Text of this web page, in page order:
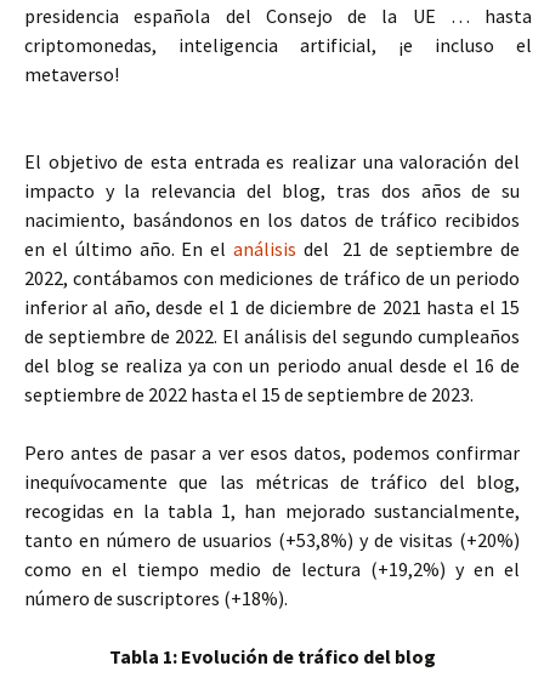
presidencia española del Consejo de la UE … hasta
criptomonedas, inteligencia artificial, ¡e incluso el
metaverso!
El objetivo de esta entrada es realizar una valoración del
impacto y la relevancia del blog, tras dos años de su
nacimiento, basándonos en los datos de tráfico recibidos
en el último año. En el análisis del 21 de septiembre de
2022, contábamos con mediciones de tráfico de un periodo
inferior al año, desde el 1 de diciembre de 2021 hasta el 15
de septiembre de 2022. El análisis del segundo cumpleaños
del blog se realiza ya con un periodo anual desde el 16 de
septiembre de 2022 hasta el 15 de septiembre de 2023.
Pero antes de pasar a ver esos datos, podemos confirmar
inequívocamente que las métricas de tráfico del blog,
recogidas en la tabla 1, han mejorado sustancialmente,
tanto en número de usuarios (+53,8%) y de visitas (+20%)
como en el tiempo medio de lectura (+19,2%) y en el
número de suscriptores (+18%).
Tabla 1: Evolución de tráfico del blog